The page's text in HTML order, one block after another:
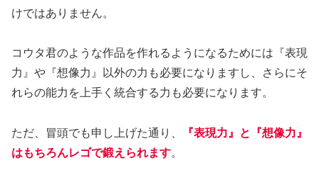
けではありません。
コウタ君のような作品を作れるようになるためには『表現
力』や『想像力』以外の力も必要になりますし、さらにそ
れらの能力を上手く統合する力も必要になります。
ただ、冒頭でも申し上げた通り、
『表現力』と『想像力』
はもちろんレゴで鍛えられます。